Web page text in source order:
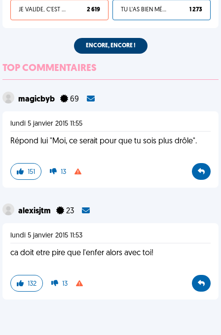
JE VALIDE, C'EST UNE VDM 2 619 TU L'AS BIEN MÉRITÉ 1 273
ENCORE, ENCORE !
TOP COMMENTAIRES
magicbyb 69
lundi 5 janvier 2015 11:55
Répond lui "Moi, ce serait pour que tu sois plus drôle".
151 13
alexisjtm 23
lundi 5 janvier 2015 11:53
ca doit etre pire que l'enfer alors avec toi!
132 13